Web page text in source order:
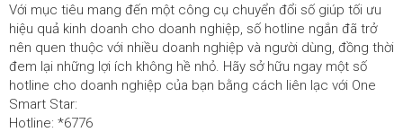
Với mục tiêu mang đến một công cụ chuyển đổi số giúp tối ưu
hiệu quả kinh doanh cho doanh nghiệp, số hotline ngắn đã trở
nên quen thuộc với nhiều doanh nghiệp và người dùng, đồng thời
đem lại những lợi ích không hề nhỏ. Hãy sở hữu ngay một số
hotline cho doanh nghiệp của bạn bằng cách liên lạc với One
Smart Star:
Hotline: *6776